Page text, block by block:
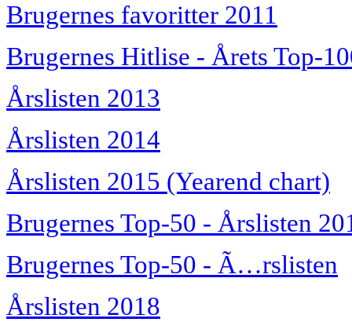
Brugernes favoritter 2011
Brugernes Hitlise - Årets Top-
Årslisten 2013
Årslisten 2014
Årslisten 2015 (Yearend chart)
Brugernes Top-50 - Årslisten
Brugernes Top-50 - Ã…rslisten
Årslisten 2018